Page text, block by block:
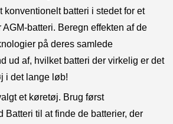
konventionelt batteri i stedet for et
batteri. Beregn effekten af de
på deres samlede
ud af, hvilket batteri der virkelig er det
i det lange løb!
et køretøj. Brug først
Batteri til at finde de batterier, der